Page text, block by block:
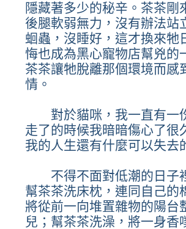
隱藏著多少的秘辛。茶茶
後腿軟弱無力，沒有辦法
蛔蟲，沒睡好，這才換來牠
悔也成為黑心寵物店幫兇的
茶茶讓牠脫離那個環境而
情。
對於貓咪，我一直有一
走了的時候我暗暗傷心了很
我的人生還有什麼可以失去
不得不面對低潮的日子
幫茶茶洗床枕，連同自己的
將從前一向堆置雜物的陽台
兒；幫茶茶洗澡，將一身